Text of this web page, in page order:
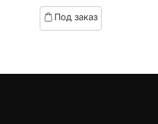
based
onПод заказ